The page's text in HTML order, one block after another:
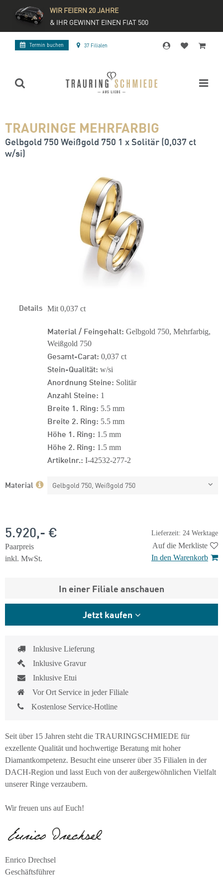
WIR FEIERN 20 JAHRE
& IHR GEWINNT EINEN FIAT 500
Termin buchen 37 Filialen
TRAURINGE MEHRFARBIG
Gelbgold 750 Weißgold 750 1 x Solitär (0,037 ct
w/si)
Details Mit 0,037 ct
Material / Feingehalt: Gelbgold 750, Mehrfarbig,
Weißgold 750
Gesamt-Carat: 0,037 ct
Stein-Qualität: w/si
Anordnung Steine: Solitär
Anzahl Steine: 1
Breite 1. Ring: 5.5 mm
Breite 2. Ring: 5.5 mm
Höhe 1. Ring: 1.5 mm
Höhe 2. Ring: 1.5 mm
Artikelnr.: I-42532-277-2
Material Gelbgold 750, Weißgold 750
Lieferzeit: 24 Werktage
5.920,- €
Paarpreis
inkl. MwSt.
Auf die Merkliste
In den Warenkorb
In einer Filiale anschauen
Jetzt kaufen
Inklusive Lieferung
Inklusive Gravur
Inklusive Etui
Vor Ort Service in jeder Filiale
Kostenlose Service-Hotline
Seit über 15 Jahren steht die TRAURINGSCHMIEDE für
exzellente Qualität und hochwertige Beratung mit hoher
Diamantkompetenz. Besucht eine unserer über 35 Filialen in der
DACH-Region und lasst Euch von der außergewöhnlichen Vielfalt
unserer Ringe verzaubern.
Wir freuen uns auf Euch!
Enrico Drechsel
Geschäftsführer